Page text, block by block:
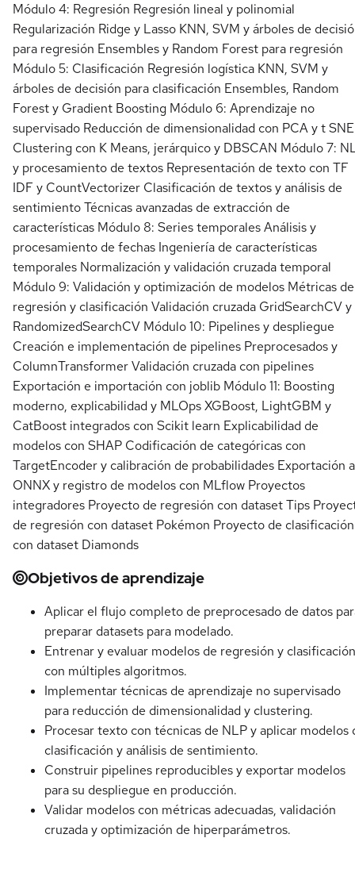
Módulo 4: Regresión Regresión lineal y polinomial
Regularización Ridge y Lasso KNN, SVM y árboles de
para regresión Ensembles y Random Forest para regresión
Módulo 5: Clasificación Regresión logística KNN, SVM y
árboles de decisión para clasificación Ensembles, Random
Forest y Gradient Boosting Módulo 6: Aprendizaje no
supervisado Reducción de dimensionalidad con PCA y t SNE
Clustering con K Means, jerárquico y DBSCAN Módulo 7:
y procesamiento de textos Representación de texto con TF
IDF y CountVectorizer Clasificación de textos y análisis de
sentimiento Técnicas avanzadas de extracción de
características Módulo 8: Series temporales Análisis y
procesamiento de fechas Ingeniería de características
temporales Normalización y validación cruzada temporal
Módulo 9: Validación y optimización de modelos Métricas de
regresión y clasificación Validación cruzada GridSearchCV y
RandomizedSearchCV Módulo 10: Pipelines y despliegue
Creación e implementación de pipelines Preprocesados y
ColumnTransformer Validación cruzada con pipelines
Exportación e importación con joblib Módulo 11: Boosting
moderno, explicabilidad y MLOps XGBoost, LightGBM y
CatBoost integrados con Scikit learn Explicabilidad de
modelos con SHAP Codificación de categóricas con
TargetEncoder y calibración de probabilidades Exportación a
ONNX y registro de modelos con MLflow Proyectos
integradores Proyecto de regresión con dataset Tips
de regresión con dataset Pokémon Proyecto de clasificación
con dataset Diamonds
Objetivos de aprendizaje
Aplicar el flujo completo de preprocesado de datos
preparar datasets para modelado.
Entrenar y evaluar modelos de regresión y clasificación
con múltiples algoritmos.
Implementar técnicas de aprendizaje no supervisado
para reducción de dimensionalidad y clustering.
Procesar texto con técnicas de NLP y aplicar modelos
clasificación y análisis de sentimiento.
Construir pipelines reproducibles y exportar modelos
para su despliegue en producción.
Validar modelos con métricas adecuadas, validación
cruzada y optimización de hiperparámetros.